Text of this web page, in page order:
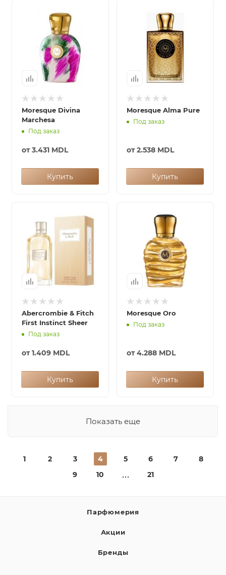
Moresque Divina
Marchesa
Под заказ
от3.431 MDL
Купить
Moresque Alma Pure
Под заказ
от2.538 MDL
Купить
Abercrombie & Fitch
First Instinct Sheer
Под заказ
от1.409 MDL
Купить
Moresque Oro
Под заказ
от4.288 MDL
Купить
Показать еще
1 2 3 4 5 6 7
8
9
10 21
Парфюмерия
Акции
Бренды